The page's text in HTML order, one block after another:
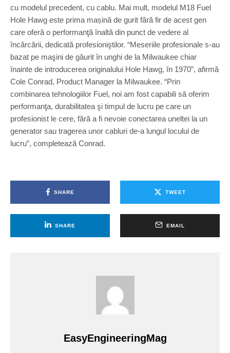
cu modelul precedent, cu cablu. Mai mult, modelul M18 Fuel
Hole Hawg este prima mașină de gurit fără fir de acest gen
care oferă o performanţă înaltă din punct de vedere al
încărcării, dedicată profesioniştilor. “Meseriile profesionale s-au
bazat pe maşini de găurit în unghi de la Milwaukee chiar
înainte de introducerea originalului Hole Hawg, în 1970”, afirmă
Cole Conrad, Product Manager la Milwaukee. “Prin
combinarea tehnologiilor Fuel, noi am fost capabili să oferim
performanţa, durabilitatea şi timpul de lucru pe care un
profesionist le cere, fără a fi nevoie conectarea uneltei la un
generator sau tragerea unor cabluri de-a lungul locului de
lucru”, completează Conrad.
SHARE TWEET
SHARE EMAIL
EasyEngineeringMag